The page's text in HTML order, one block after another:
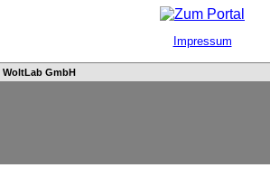
Impressum
WoltLab GmbH